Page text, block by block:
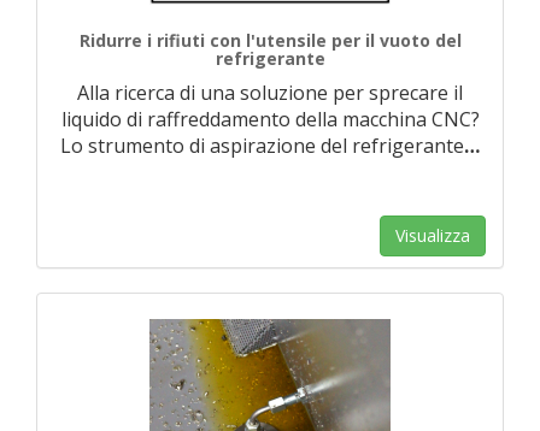
Ridurre i rifiuti con l'utensile per il vuoto del
refrigerante
Alla ricerca di una soluzione per sprecare il
liquido di raffreddamento della macchina CNC?
Lo strumento di aspirazione del refrigerante…
Visualizza